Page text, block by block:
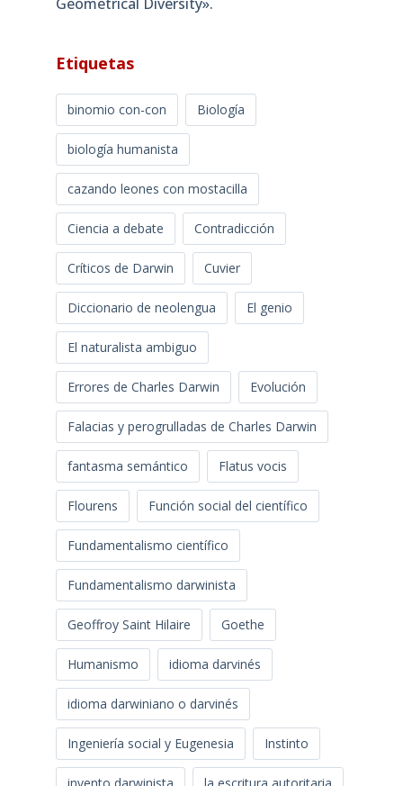
Etiquetas
binomio con-con Biología
biología humanista
cazando leones con mostacilla
Ciencia a debate Contradicción
Críticos de Darwin Cuvier
Diccionario de neolengua El genio
El naturalista ambiguo
Errores de Charles Darwin Evolución
Falacias y perogrulladas de Charles Darwin
fantasma semántico Flatus vocis
Flourens Función social del científico
Fundamentalismo científico
Fundamentalismo darwinista
Geoffroy Saint Hilaire Goethe
Humanismo idioma darvinés
idioma darwiniano o darvinés
Ingeniería social y Eugenesia Instinto